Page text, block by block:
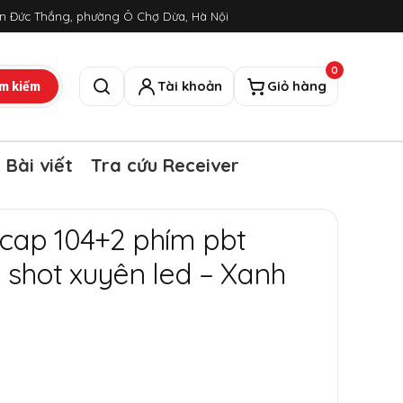
Đức Thắng, phường Ô Chợ Dừa, Hà Nội
kiếm
Tìm kiếm
Tài khoản Giỏ hàng
0
Bài viết Tra cứu Receiver
104+2 phím pbt
xuyên led – Xanh